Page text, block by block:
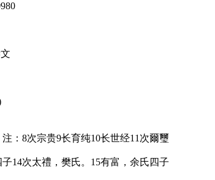
：8次宗贵9长育纯10长世经11次爾璽
14次太禮，樊氏。15有富，余氏四子